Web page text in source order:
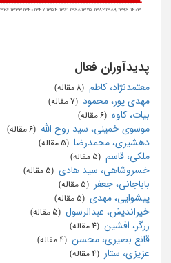
1326 1333134013471354 1361 13681375 138213891396 1403
پدیدآوران فعال
معتمدنژاد، کاظم
مهدی پور، محمود
بیات، کاوه
موسوی خمینی، سید روح الله
دهشیری، محمدرضا
ملکی، قاسم
خسروشاهی، سید هادی
باباجانی، جعفر
پیشوایی، مهدی
خیراندیش، عبدالرسول
زرگر، افشین
قانع بصیری، محسن
عزیزی، ستار